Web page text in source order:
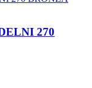
270